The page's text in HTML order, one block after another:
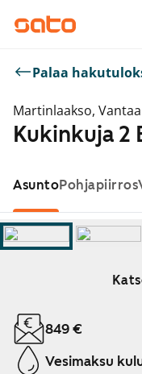
Palaa
Martinlaakso, Vantaa
Kukinkuja 2
AsuntoPohjapiirros
Näytetään dia 1 / 9
849 €
Vesimaksu